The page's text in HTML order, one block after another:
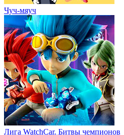
Чуч-мяуч
Лига WatchCar. Битвы чемпионов